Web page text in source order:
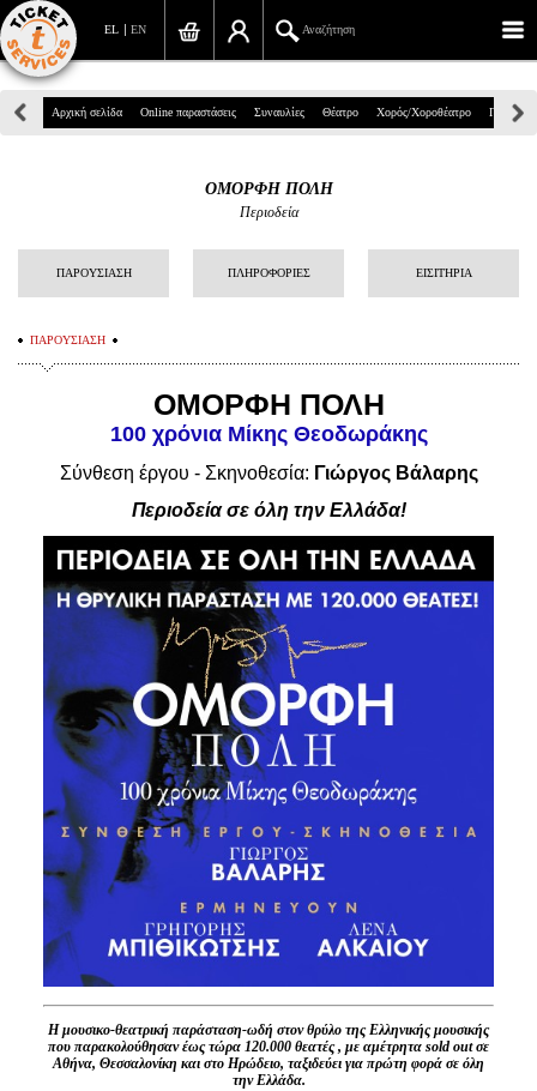
EN
EL Αναζήτηση
Πανεπιστημίου 39, Αθήνα
info@ticketservices.gr
Αναζήτηση
Σύνδεση/Εγγραφή
Αναζήτηση παραγγελίας
Προσωπικά Δεδομένα
Αρχική σελίδα Online παραστάσεις Συναυλίες Θέατρο Χορός/Χοροθέατρο Παιδικά
ΟΜΟΡΦΗ ΠΟΛΗ
Περιοδεία
ΠΑΡΟΥΣΙΑΣΗ ΠΛΗΡΟΦΟΡΙΕΣ ΕΙΣΙΤΗΡΙΑ
ΠΑΡΟΥΣΙΑΣΗ
ΟΜΟΡΦΗ ΠΟΛΗ
100 χρόνια Μίκης Θεοδωράκης
Σύνθεση έργου - Σκηνοθεσία: Γιώργος Βάλαρης
Περιοδεία σε όλη την Ελλάδα!
Η μουσικο-θεατρική παράσταση-ωδή στον θρύλο τηςΕλληνικής μουσικής
που παρακολούθησαν έως τώρα 120.000 θεατές , με αμέτρητα sold outσε
Αθήνα, Θεσσαλονίκη και στο Ηρώδειο, ταξιδεύει για πρώτη φορά σε όλη
την Ελλάδα.